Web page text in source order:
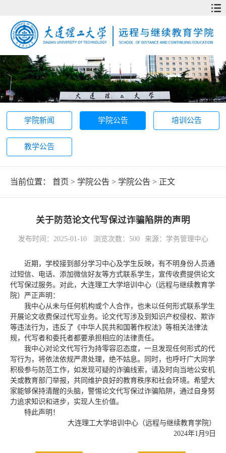
学院新闻 学院公告 培训公告
教学公告
当前位置： 首页 > 学院公告 > 学院公告 > 正文
关于防范论文代写保过诈骗陷阱的声明
发布时间：2025-01-10 浏览次数： 500 来源：学务管理中心
近期，学校接到部分学习中心及学生反映，有不明身份人员通
过短信、电话、添加微信好友等方式联系学生，宣传收费提供论文
代写保过服务。对此，大连理工大学培训中心（远程与继续教育学
院）严正声明：
我中心从未与任何机构或个人合作，也未以任何形式联系学生
开展论文收费保过代写业务。论文代写涉及到知识产权侵权、欺诈
等违法行为，违反了《中华人民共和国著作权法》等相关法律法
规，代写者和委托者都要承担相应的法律责任。
我中心对论文代写行为持零容忍态度，一旦发现任何形式的代
写行为，将依法依规严肃处理，绝不姑息。同时，也呼吁广大同学
积极参与防范工作，如发现可疑的诈骗线索，请及时向当地公安机
关或教育部门举报，共同维护良好的教育秩序和社会环境。希望大
家能够保持清醒的头脑，警惕论文代写保过诈骗陷阱，通过自身努
力追求知识和进步，实现人生价值。
特此声明！
大连理工大学培训中心（远程与继续教育学院）
2024年1月9日